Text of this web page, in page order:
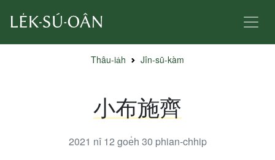
Thâu-ia̍h Jîn-sū-kàm
小布施齊
2021 nî 12 goe̍h 30 phian-chhip